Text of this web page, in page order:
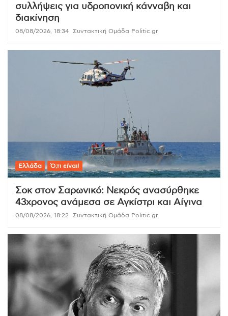
συλλήψεις για υδροπονική κάνναβη και
διακίνηση
08/08/2026, 18:34 Συντακτική Ομάδα Politic.gr
Ελλάδα Ό,τι είναι!
Σοκ στον Σαρωνικό: Νεκρός ανασύρθηκε
43χρονος ανάμεσα σε Αγκίστρι και Αίγινα
08/08/2026, 18:22 Συντακτική Ομάδα Politic.gr